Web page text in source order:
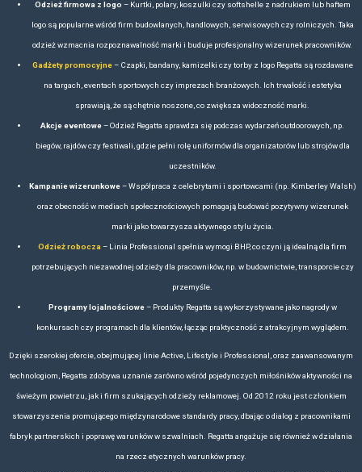
Loading PDF 5% ...
1/424
ZAPOZNAJ SIĘ Z NASZYMI PROPOZYCJAMI NA
REKLAMOWĄ
Bluzy polarowe, kurtki dla firm, odzież reklamowa – propozycje
SPRAWDŹ POZOSTAŁE MARKI ODZIEŻOWE